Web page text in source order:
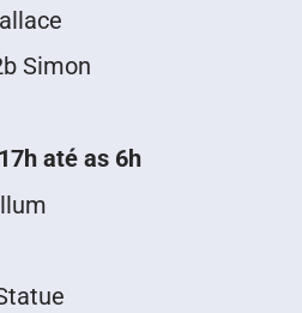
Simon
até as 6h